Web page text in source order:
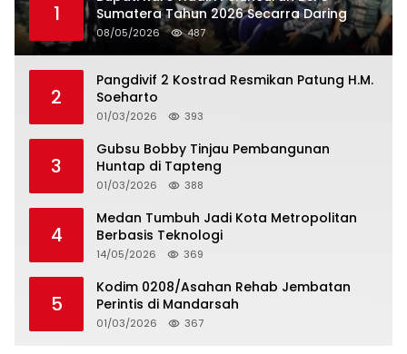
1
Sumatera Tahun 2026 Secarra Daring
08/05/2026 487
2
Pangdivif 2 Kostrad Resmikan Patung H.M.
Soeharto
01/03/2026 393
3
Gubsu Bobby Tinjau Pembangunan
Huntap di Tapteng
01/03/2026 388
4
Medan Tumbuh Jadi Kota Metropolitan
Berbasis Teknologi
14/05/2026 369
5
Kodim 0208/Asahan Rehab Jembatan
Perintis di Mandarsah
01/03/2026 367